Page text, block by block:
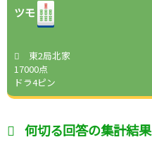
ツモ
東2局北家
17000点
ドラ4ピン
何切る回答の集計結果